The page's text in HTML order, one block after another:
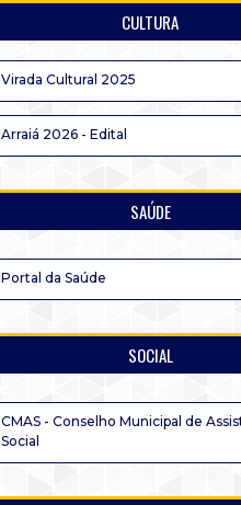
CULTURA
Virada Cultural 2025
Arraiá 2026 - Edital
SAÚDE
Portal da Saúde
SOCIAL
CMAS - Conselho Municipal de
Social